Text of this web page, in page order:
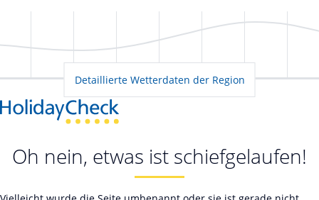
Detaillierte Wetterdaten der Region
Oh nein, etwas ist schiefgelaufen!